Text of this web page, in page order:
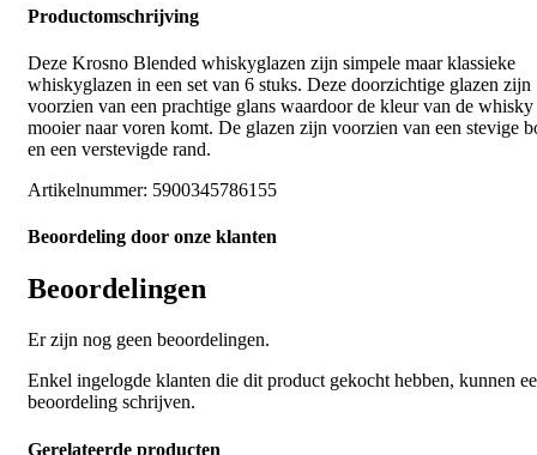
Productomschrijving
Deze Krosno Blended whiskyglazen zijn simpele maar klassieke
whiskyglazen in een set van 6 stuks. Deze doorzichtige glazen zijn
voorzien van een prachtige glans waardoor de kleur van de
mooier naar voren komt. De glazen zijn voorzien van een stevige
en een verstevigde rand.
Artikelnummer: 5900345786155
Beoordeling door onze klanten
Beoordelingen
Er zijn nog geen beoordelingen.
Enkel ingelogde klanten die dit product gekocht hebben, kunnen
beoordeling schrijven.
Gerelateerde producten